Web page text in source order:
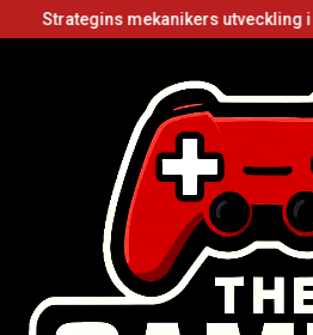
mekanikers utveckling i